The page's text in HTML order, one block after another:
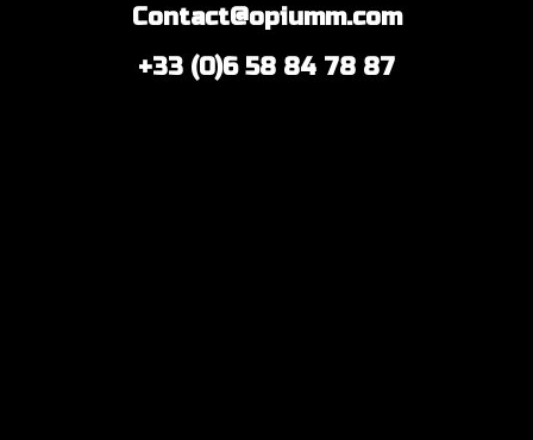
Contact@opiumm.com
+33 (0)6 58 84 78 87